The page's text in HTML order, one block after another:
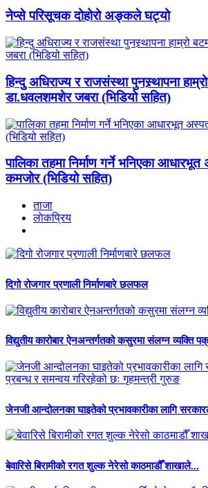
नेप्से परिसूचक दोहोरो अङ्कले घट्यो
हिन्दु अधिराज्य र राजसंस्था पुनस्र्थापना
डा.धवलशमशेर जबरा (भिडियो सहित)
पालिका तहमा निर्माण गर्ने भनिएका
कमजोर (भिडियो सहित)
ताजा
लाेकप्रिय
दिगो रोजगार प्रणाली निर्माणबारे छलफल
विद्युतीय कारोबार ऐनअन्तर्गतको कसुरमा संलग्न व्यक्ति
जेनजी आन्दोलनका घाइतेको प्रभावकारीका लागि
बेवारिसे बिरामीको रगत शुल्क नेरेसो काठमाडौँ शाखाले...